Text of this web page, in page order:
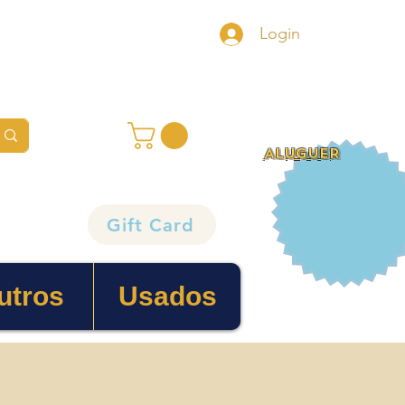
Login
ALUGUER
Gift Card
Usados